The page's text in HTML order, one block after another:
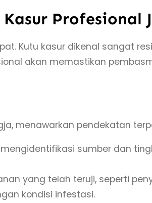
Profesional
Kutu kasur dikenal sangat
akan memastikan
menawarkan pendekatan
sumber dan
yang telah teruji, seperti
kondisi infestasi.